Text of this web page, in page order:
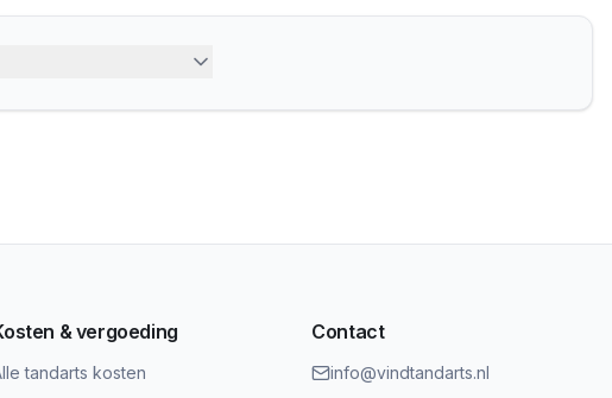
& vergoeding
tandarts kosten
Contact
info@vindtandarts.nl